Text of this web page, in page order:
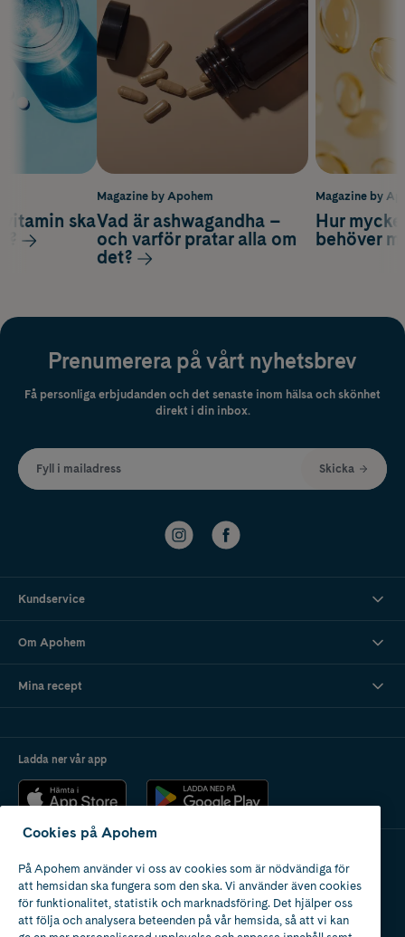
Magazine by
Hur
behöver
ska
Magazine by Apohem
Vad är ashwagandha –
och varför pratar alla om
det?
Prenumerera på vårt nyhetsbrev
Få personliga erbjudanden och det senaste inom hälsa och skönhet
direkt i din inbox.
Fyll i mailadress Skicka
Kundservice
Om Apohem
Mina recept
Ladda ner vår app
Apotek med tillstånd
av Läkemedelsverket
Cookies på Apohem
På Apohem använder vi oss av cookies som är nödvändiga för
att hemsidan ska fungera som den ska. Vi använder även cookies
för funktionalitet, statistik och marknadsföring. Det hjälper oss
att följa och analysera beteenden på vår hemsida, så att vi kan